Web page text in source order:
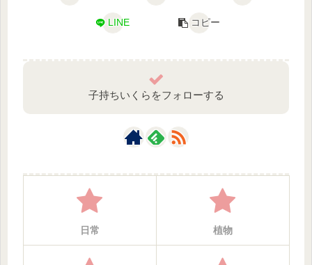
LINE コピー
子持ちいくらをフォローする
日常 植物‎